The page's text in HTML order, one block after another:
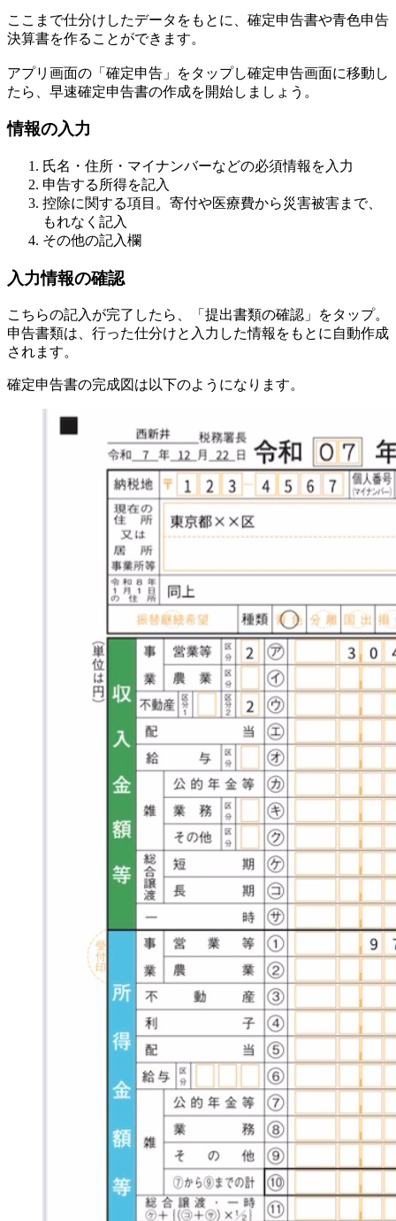
ここまで仕分けしたデータをもとに、確定申告書や青色申告
決算書を作ることができます。
アプリ画面の「確定申告」をタップし確定申告画面に移動し
たら、早速確定申告書の作成を開始しましょう。
情報の入力
氏名・住所・マイナンバーなどの必須情報を入力
申告する所得を記入
控除に関する項目。寄付や医療費から災害被害まで、
もれなく記入
その他の記入欄
入力情報の確認
こちらの記入が完了したら、「提出書類の確認」をタップ。
申告書類は、行った仕分けと入力した情報をもとに自動作成
されます。
確定申告書の完成図は以下のようになります。